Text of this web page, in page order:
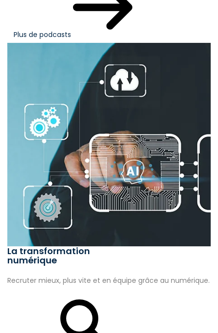
Plus de podcasts
La transformation
numérique
Recruter mieux, plus vite et en équipe grâce au numérique.